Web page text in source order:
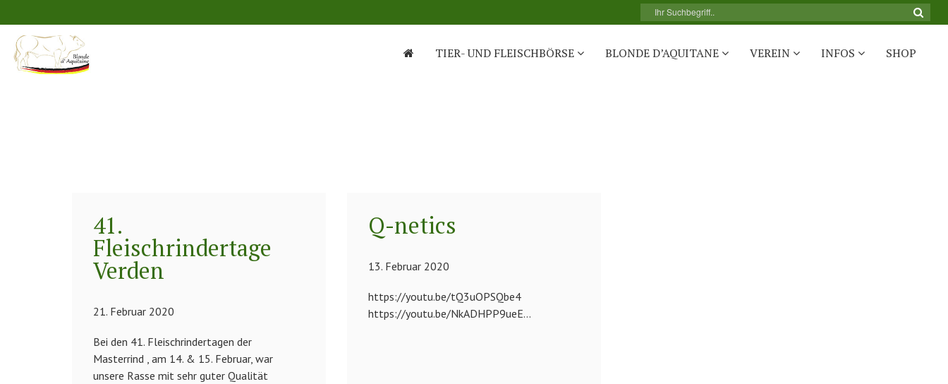
TIER- UND FLEISCHBÖRSE BLONDE D’AQUITANE VEREIN INFOS SHOP
41.
Fleischrindertage
Verden
21. Februar 2020
Bei den 41. Fleischrindertagen der
Masterrind , am 14. & 15. Februar, war
unsere Rasse mit sehr guter Qualität
Q-netics
13. Februar 2020
https://youtu.be/tQ3uOPSQbe4
https://youtu.be/NkADHPP9ueE...